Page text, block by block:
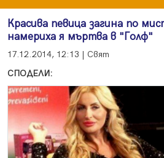
Красива певица загина по
намериха я мъртва в "Голф"
17.12.2014, 12:13 | Свят
СПОДЕЛИ: